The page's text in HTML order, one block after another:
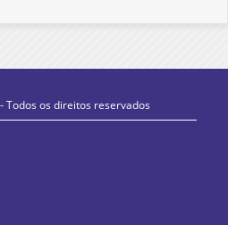
Todos os direitos reservados